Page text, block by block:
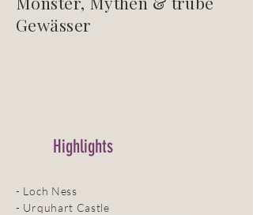
Gewässer
Highlights
- Loch Ness
- Urquhart Castle